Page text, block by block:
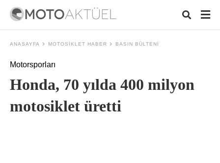
ANASAYFA MOTOSIKLET HABER BASIN BÜLTENI
Motorsporları
Honda, 70 yılda 400 milyon
motosiklet üretti